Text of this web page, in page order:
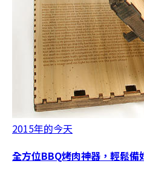
2015年的今天
全方位BBQ烤肉神器，輕鬆備